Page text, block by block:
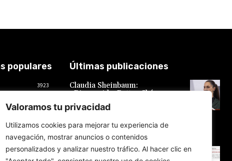
Valoramos tu privacidad
Utilizamos cookies para mejorar tu experiencia de
navegación, mostrar anuncios o contenidos
personalizados y analizar nuestro tráfico. Al hacer clic en
populares
3923
619
534
Últimas publicaciones
Claudia Sheinbaum:
«Bienvenida, Bettsy Chávez»,
expresó al anunciar la
reanudación de las relaciones
7 de agosto de 2026
Perú y México restablecen